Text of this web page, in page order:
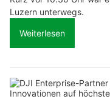
Luzern unterwegs.
Weiterlesen